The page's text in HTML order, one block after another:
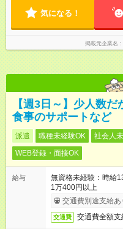
気になる！
掲載元企業名
【週3日～】少人数
食事のサポートなど
派遣 職種未経験OK 社会人
WEB登録・面接OK
給与
無資格未経験：時
1万400円以上
交通費別途支給あ
交通費 交通費全額支